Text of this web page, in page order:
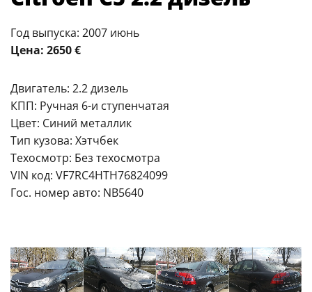
Год выпуска: 2007 июнь
Цена: 2650 €
Двигатель: 2.2 дизель
КПП: Ручная 6-и ступенчатая
Цвет: Синий металлик
Тип кузова: Хэтчбек
Техосмотр: Без техосмотра
VIN код: VF7RC4HTH76824099
Гос. номер авто: NB5640